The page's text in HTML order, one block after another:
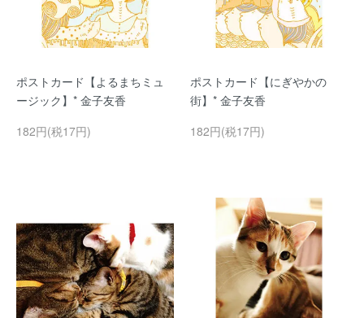
ポストカード【よるまちミュ
ージック】* 金子友香
182円(税17円)
ポストカード【にぎやかの
街】* 金子友香
182円(税17円)